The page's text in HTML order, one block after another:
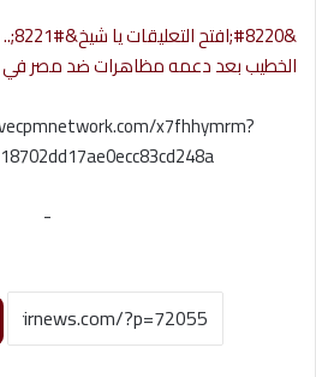
الخطيب بعد دعمه مظاهرات ضد مصر في
x7fhhymrm?
-